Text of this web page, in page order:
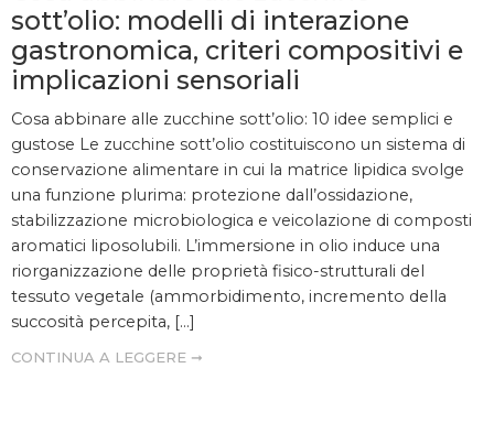
sott’olio: modelli di interazione
gastronomica, criteri compositivi e
implicazioni sensoriali
Cosa abbinare alle zucchine sott’olio: 10 idee semplici e
gustose Le zucchine sott’olio costituiscono un sistema di
conservazione alimentare in cui la matrice lipidica svolge
una funzione plurima: protezione dall’ossidazione,
stabilizzazione microbiologica e veicolazione di composti
aromatici liposolubili. L’immersione in olio induce una
riorganizzazione delle proprietà fisico-strutturali del
tessuto vegetale (ammorbidimento, incremento della
succosità percepita, […]
CONTINUA A LEGGERE ➞